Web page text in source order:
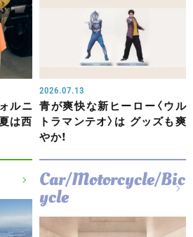
ルニ
は西
2026.07.13
青が爽快な新ヒーロー〈ウル
トラマンテオ〉は グッズも爽
やか！
Car/Motorcycle/Bic
ycle